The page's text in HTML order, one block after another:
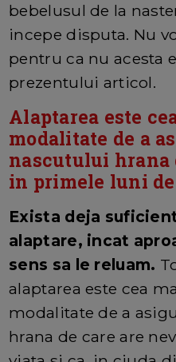
bebelusul de la
incepe disputa. Nu
pentru ca nu acesta
prezentului articol.
Alaptarea este
modalitate de a
nascutului hrana
in primele luni
Exista deja
alaptare, incat
sens sa le reluam.
alaptarea este cea
modalitate de a
hrana de care are